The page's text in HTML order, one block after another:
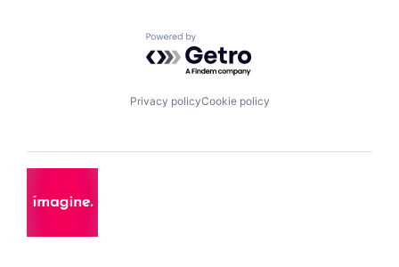
Powered by Getro.com
Privacy policyCookie policy